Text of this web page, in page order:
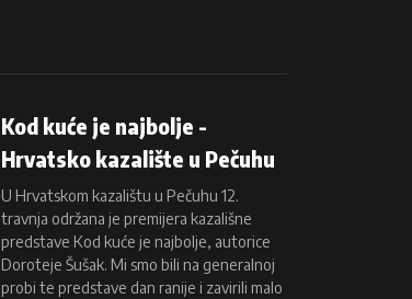
Kod kuće je najbolje -
Hrvatsko kazalište u Pečuhu
U Hrvatskom kazalištu u Pečuhu 12.
travnja održana je premijera kazališne
predstave Kod kuće je najbolje, autorice
Doroteje Šušak. Mi smo bili na generalnoj
probi te predstave dan ranije i zavirili malo